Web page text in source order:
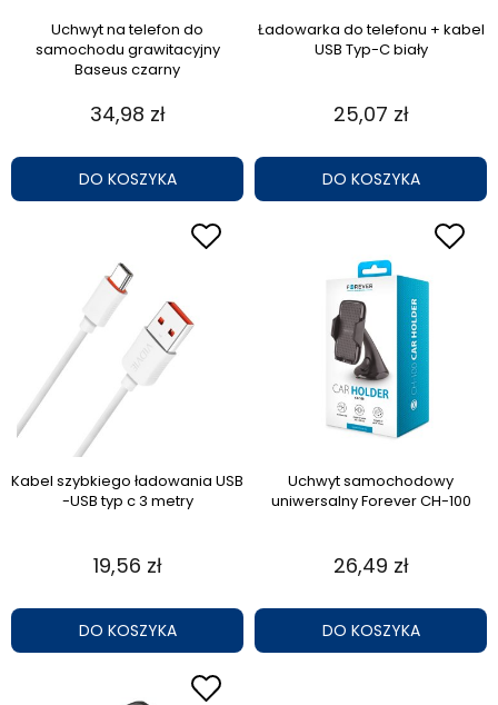
Uchwyt na telefon do
samochodu grawitacyjny
Baseus czarny
34,98 zł
DO KOSZYKA
Ładowarka do telefonu + kabel
USB Typ-C biały
25,07 zł
DO KOSZYKA
Kabel szybkiego ładowania USB
-USB typ c 3 metry
19,56 zł
DO KOSZYKA
Uchwyt samochodowy
uniwersalny Forever CH-100
26,49 zł
DO KOSZYKA